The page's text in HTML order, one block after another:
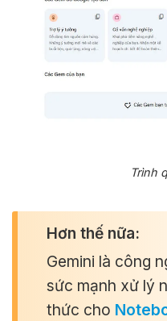
Trình
Hơn thế nữa:
Gemini là công
sức mạnh xử lý
thức cho